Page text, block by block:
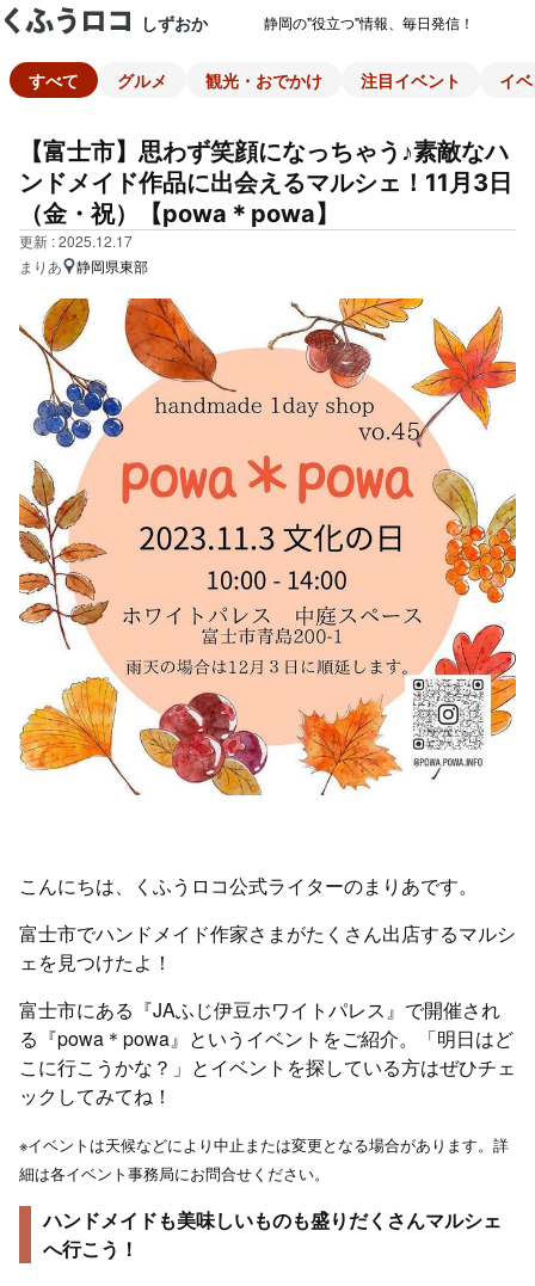
しずおか 静岡の"役立つ"情報、毎日発信！
すべて グルメ 観光・おでかけ 注目イベント イ
【富士市】思わず笑顔になっちゃう♪素敵なハ
ンドメイド作品に出会えるマルシェ！11月3日
（金・祝）【powa＊powa】
更新 : 2025.12.17
まりあ
静岡県東部
こんにちは、くふうロコ公式ライターのまりあです。
富士市でハンドメイド作家さまがたくさん出店するマルシ
ェを見つけたよ！
富士市にある『JAふじ伊豆ホワイトパレス』で開催され
る『powa＊powa』というイベントをご紹介。「明日はど
こに行こうかな？」とイベントを探している方はぜひチェ
ックしてみてね！
※イベントは天候などにより中止または変更となる場合があります。詳
細は各イベント事務局にお問合せください。
ハンドメイドも美味しいものも盛りだくさんマルシェ
へ行こう！